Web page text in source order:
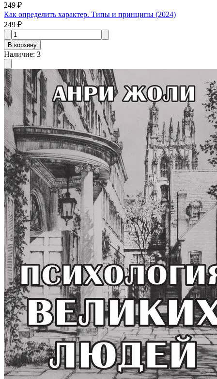
249 ₽
Как определить характер. Типы и принципы (2024)
249 ₽
В корзину
Наличие: 3